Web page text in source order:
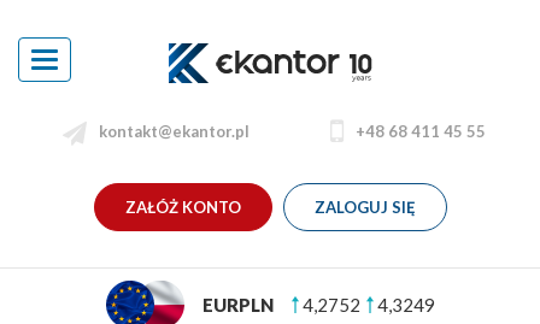
Toggle
navigation
kontakt@ekantor.pl +48 68 411 45 55
ZAŁÓŻ KONTO ZALOGUJ SIĘ
EURPLN 4,2752 4,3249